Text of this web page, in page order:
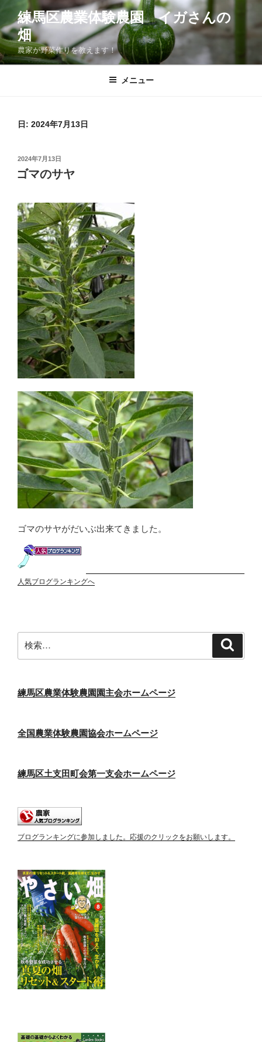
テ
ン
ツ
練馬区農業体験農園 イガさんの
畑
農家が野菜作りを教えます！
メニュー
日: 2024年7月13日
投
日:
2024年7月13日
ゴマのサヤ
ゴマのサヤがだいぶ出来てきました。
人気ブログランキングへ
索:
練馬区農業体験農園園主会ホームページ
全国農業体験農園協会ホームページ
練馬区土支田町会第一支会ホームページ
ブログランキングに参加しました。応援のクリックをお願いします。